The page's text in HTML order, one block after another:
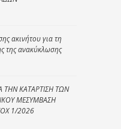
ακινήτου για τη
της ανακύκλωσης
ΤΗΝ ΚΑΤΑΡΤΙΣΗ ΤΩΝ
ΜΕΣΥΜΒΑΣΗ
1/2026